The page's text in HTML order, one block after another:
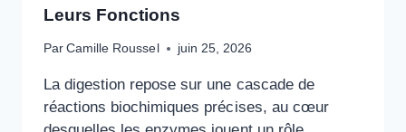
Leurs Fonctions
Par Camille Roussel juin 25, 2026
La digestion repose sur une cascade de
réactions biochimiques précises, au cœur